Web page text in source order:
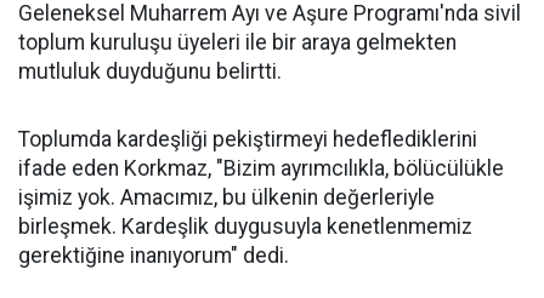
Geleneksel Muharrem Ayı ve Aşure Programı'nda sivil
toplum kuruluşu üyeleri ile bir araya gelmekten
mutluluk duyduğunu belirtti.
Toplumda kardeşliği pekiştirmeyi hedeflediklerini
ifade eden Korkmaz, "Bizim ayrımcılıkla, bölücülükle
işimiz yok. Amacımız, bu ülkenin değerleriyle
birleşmek. Kardeşlik duygusuyla kenetlenmemiz
gerektiğine inanıyorum" dedi.